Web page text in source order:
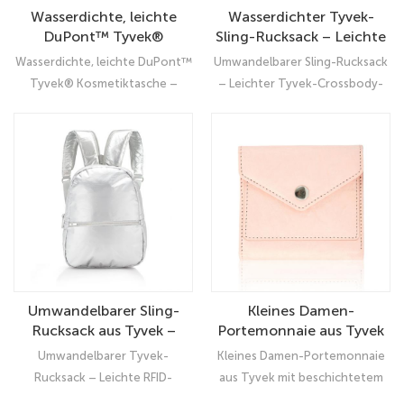
Wasserdichte, leichte
DuPont™ Tyvek®
Kosmetiktasche –
Strandtaugliche kleine
Wasserdichte, leichte DuPont™
Tyvek® Kosmetiktasche –
Reißverschlusstasche für
Damen
Wasserdichter Tyvek-
Sling-Rucksack – Leichte
Reise-Umhängetasche
zum Wandern, für
Umwandelbarer Sling-Rucksack
– Leichter Tyvek-Crossbody-
täglichen Gebrauch Stilvoller,
wandelbarer Sling-Rucksack aus
wasserabweisendem Tyvek.
Leicht, multifunktional und
perfekt für Reisen, Wandern
und den täglichen Gebrauch.
Umwandelbarer Sling-
Rucksack aus Tyvek –
Leichter, wasserdichter
Tagesrucksack und
Umwandelbarer Tyvek-
Rucksack – Leichte RFID-
Kleines Damen-
Portemonnaie aus Tyvek
mit beschichtetem PU-
Leder – RFID-
Kleines Damen-Portemonnaie
aus Tyvek mit beschichtetem